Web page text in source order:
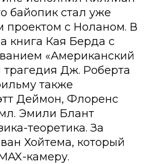
байопик стал уже
с Ноланом. В
книга Кая Берда с
«Американский
Дж. Роберта
также
Деймон, Флоренс
Эмили Блант
теоретика. За
Хойтема, который
камеру.